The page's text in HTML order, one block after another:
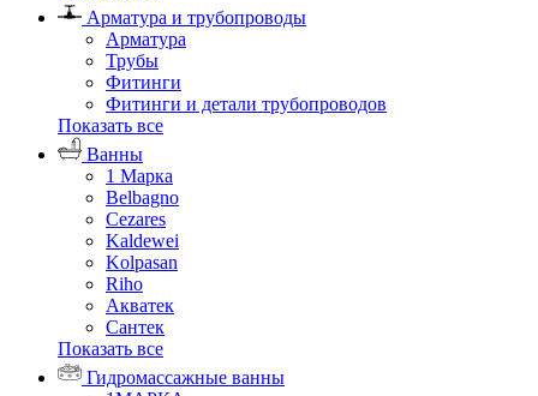
Арматура и трубопроводы
Арматура
Трубы
Фитинги
Фитинги и детали трубопроводов
Показать все
Ванны
1 Марка
Belbagno
Cezares
Kaldewei
Kolpasan
Riho
Акватек
Сантек
Показать все
Гидромассажные ванны